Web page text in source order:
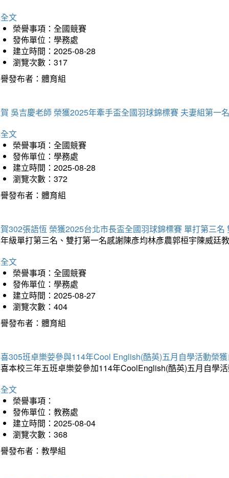
文
榮譽事項：全國競賽
發佈單位：學務處
建立時間：2025-08-28
瀏覽次數：317
發布者：體育組
吳吉慶老師 榮獲2025年牽手盃全國羽球錦標賽 夫妻組第一名
文
榮譽事項：全國競賽
發佈單位：學務處
建立時間：2025-08-28
瀏覽次數：372
發布者：體育組
302張語恆 榮獲2025台北市長盃全國羽球錦標賽 單打第三名
級單打第三名、雙打第一名感謝陳彥均林彥農郭桓宇陳威廷
文
榮譽事項：全國競賽
發佈單位：學務處
建立時間：2025-08-27
瀏覽次數：404
發布者：體育組
305班卓樂荌參與114年Cool English(酷英)五月自學活動榮
本校三年五班卓樂荌參加114年CoolEnglish(酷英)五月自學
文
榮譽事項：
發佈單位：教務處
建立時間：2025-08-04
瀏覽次數：368
發布者：教學組